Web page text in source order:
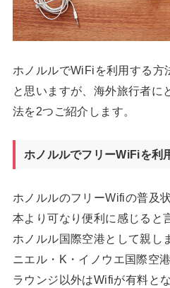
ホノルルでWiFiを利用する方
と思いますが、海外旅行者に
法を2つご紹介します。
ホノルルでフリーWiFiを利
ホノルルのフリーWifiの普及
本より可なり便利に感じると
ホノルル国際空港として親し
ニエル・K・イノウエ国際空
ラウンジ以外はWifiが有料と